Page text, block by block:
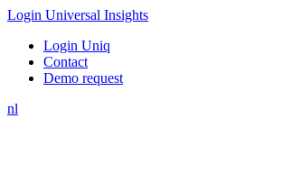
Login Universal Insights
Login Uniq
Contact
Demo request
nl